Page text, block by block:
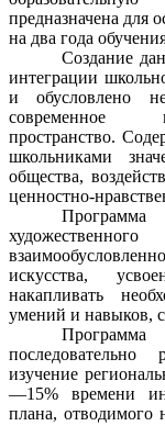
предназначена для
на два года
Создание
интеграции
и обусловлено
современное
пространство.
школьниками
общества,
ценностно-
искусства,
накапливать
умений и навыков,
изучение
—15% времени
плана, отводимого